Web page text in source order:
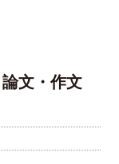
文・作文